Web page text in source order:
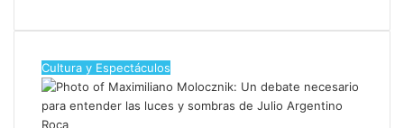
Cultura y Espectáculos